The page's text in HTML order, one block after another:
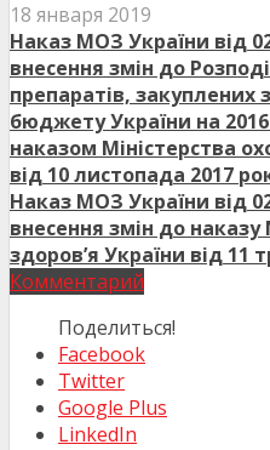
18 января 2019
Наказ МОЗ України від
внесення змін до
препаратів,
бюджету України на
наказом Міністерства
від 10 листопада 2017
Наказ МОЗ України від
внесення змін до наказу
здоров’я України від 11
Комментарий
Поделиться!
Facebook
Twitter
Google Plus
LinkedIn